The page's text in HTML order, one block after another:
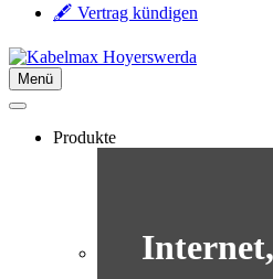
🖋️ Vertrag kündigen
Menü
Produkte